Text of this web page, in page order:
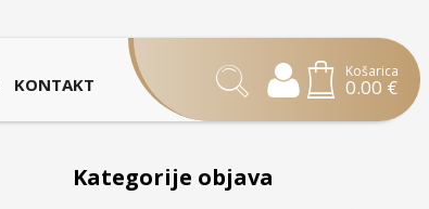
KONTAKT
Košarica
0.00 €
Kategorije objava